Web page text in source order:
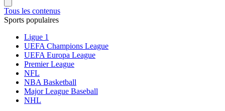
Tous les contenus
Sports populaires
Ligue 1
UEFA Champions League
UEFA Europa League
Premier League
NFL
NBA Basketball
Major League Baseball
NHL